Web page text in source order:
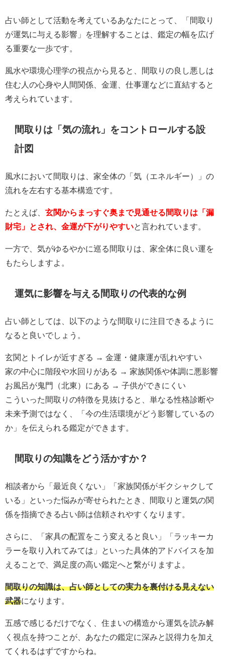
占い師として活動を考えているあなたにとって、「間取り
が運気に与える影響」を理解することは、鑑定の幅を広げ
る重要な一歩です。
風水や環境心理学の視点から見ると、間取りの良し悪しは
住む人の心身や人間関係、金運、仕事運などに直結すると
考えられています。
間取りは「気の流れ」をコントロールする設
計図
風水において間取りは、家全体の「気（エネルギー）」の
流れを左右する基本構造です。
たとえば、 玄関からまっすぐ奥まで見通せる間取りは「漏
財宅」とされ、金運が下がりやすいと言われています。
一方で、気がゆるやかに巡る間取りは、家全体に良い運を
もたらしますよ。
運気に影響を与える間取りの代表的な例
占い師としては、以下のような間取りに注目できるように
なると良いでしょう。
玄関とトイレが近すぎる → 金運・健康運が乱れやすい
家の中心に階段や水回りがある → 家族関係や体調に悪影響
お風呂が鬼門（北東）にある → 子供ができにくい
こういった間取りの特徴を見抜けると、単なる性格診断や
未来予測ではなく、「今の生活環境がどう影響しているの
か」を伝えられる鑑定ができます。
間取りの知識をどう活かすか？
相談者から「最近良くない」「家族関係がギクシャクして
いる」といった悩みが寄せられたとき、間取りと運気の関
係を指摘できる占い師は信頼されやすくなります。
さらに、「家具の配置をこう変えると良い」「ラッキーカ
ラーを取り入れてみては」といった具体的アドバイスを加
えることで、満足度の高い鑑定へと繋がりますよ。
間取りの知識は、占い師としての実力を裏付ける見えない
武器になります。
五感で感じるだけでなく、住まいの構造から運気を読み解
く視点を持つことが、あなたの鑑定に深みと説得力を加え
てくれるはずですからね。